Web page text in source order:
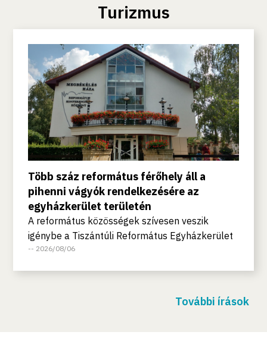
Turizmus
Több száz református férőhely áll a
pihenni vágyók rendelkezésére az
egyházkerület területén
A református közösségek szívesen veszik
igénybe a Tiszántúli Református Egyházkerület
területén lévő, egyházi kézben működő
vendégházakat. Erről beszélt az Európa
-- 2026/08/06
További írások